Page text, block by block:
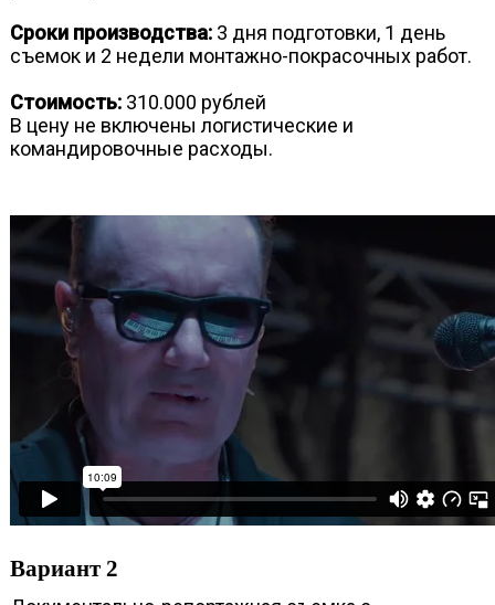
Сроки производства: 3 дня подготовки, 1 день
съемок и 2 недели монтажно-покрасочных работ.
Стоимость: 310.000 рублей
В цену не включены логистические и
командировочные расходы.
Вариант 2